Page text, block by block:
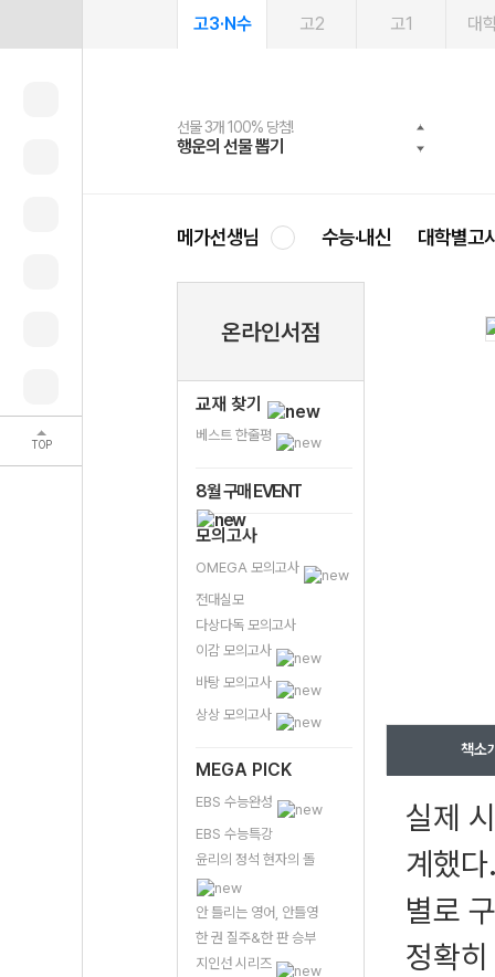
TOP
고3·N수 고2 고1 대
선물 3개 100% 당첨!
행운의 선물 뽑기
선물 100% 증정!
메가스터디 X 올리브
여름방학 스터디 캐시백
메가런 썸머스쿨
2027 러셀 단과
강사 공개선발
스마트러닝앱
설문 EVENT
메가패스
3일 무료 체험권
메가패스 수강생 무료혜택!
메가클럽 멤버십
사회공헌 캠페인
희망이룸 메가나눔
메가선생님 수능·내신 대학별고
온라인서점
교재 찾기
베스트 한줄평
8월 구매 EVENT
모의고사
OMEGA 모의고사
전대실모
다상다독 모의고사
이감 모의고사
바탕 모의고사
상상 모의고사
MEGA PICK
EBS 수능완성
EBS 수능특강
윤리의 정석 현자의 돌
안 틀리는 영어, 안틀영
한 권 질주&한 판 승부
지인선 시리즈
책소
실제
계했
별로
정확